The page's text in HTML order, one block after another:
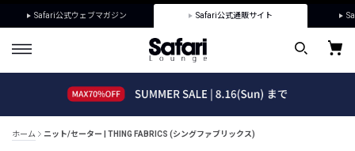
Safari公式ウェブマガジン Safari公式通販サイト
ホーム ニット/セーター | THING FABRICS (シングファブリックス)